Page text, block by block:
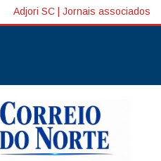
Adjori SC Jornais associados